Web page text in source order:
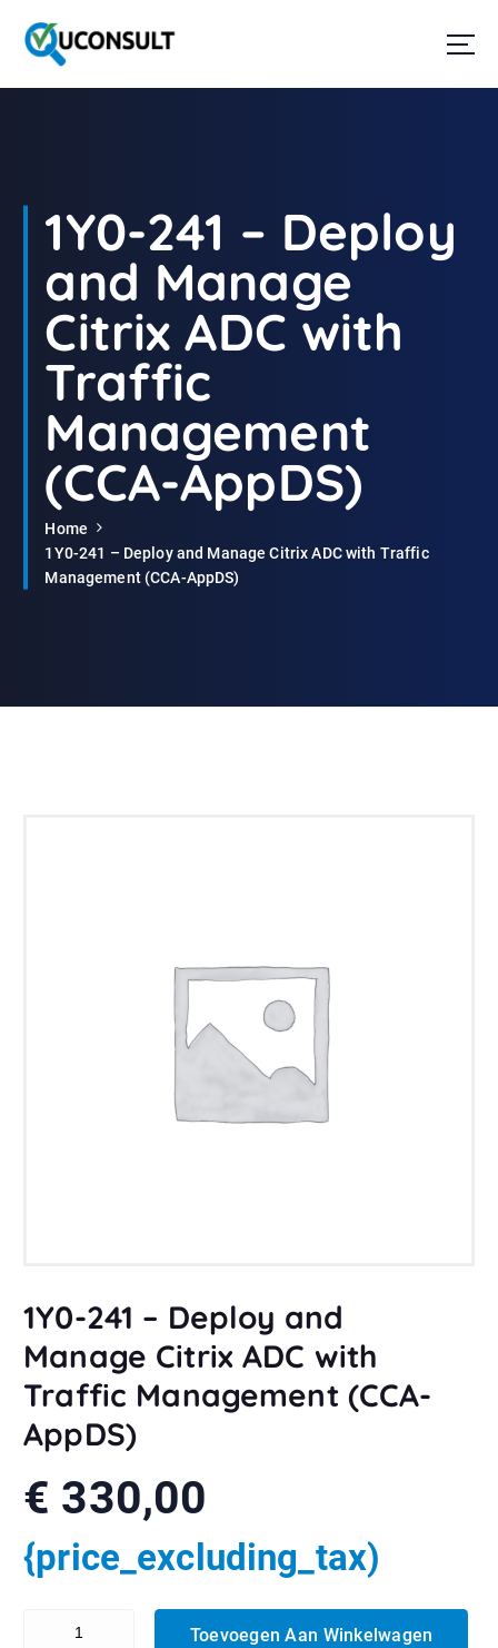
a
1Y0-241 – Deploy
and Manage
Citrix ADC with
Traffic
Management
(CCA-AppDS)
Home
1Y0-241 – Deploy and Manage Citrix ADC with Traffic
Management (CCA-AppDS)
1Y0-241 – Deploy and
Manage Citrix ADC with
Traffic Management (CCA-
AppDS)
€ 330,00
{price_excluding_tax)
Toevoegen Aan Winkelwagen